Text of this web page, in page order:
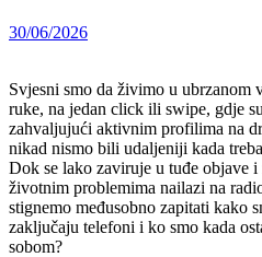
30/06/2026
Svjesni smo da živimo u ubrzanom
ruke, na jedan click ili swipe, gdje
zahvaljujući aktivnim profilima na
nikad nismo bili udaljeniji kada
Dok se lako zaviruje u tuđe objave
životnim problemima nailazi na
stignemo međusobno zapitati kako
zaključaju telefoni i ko smo kada
sobom?